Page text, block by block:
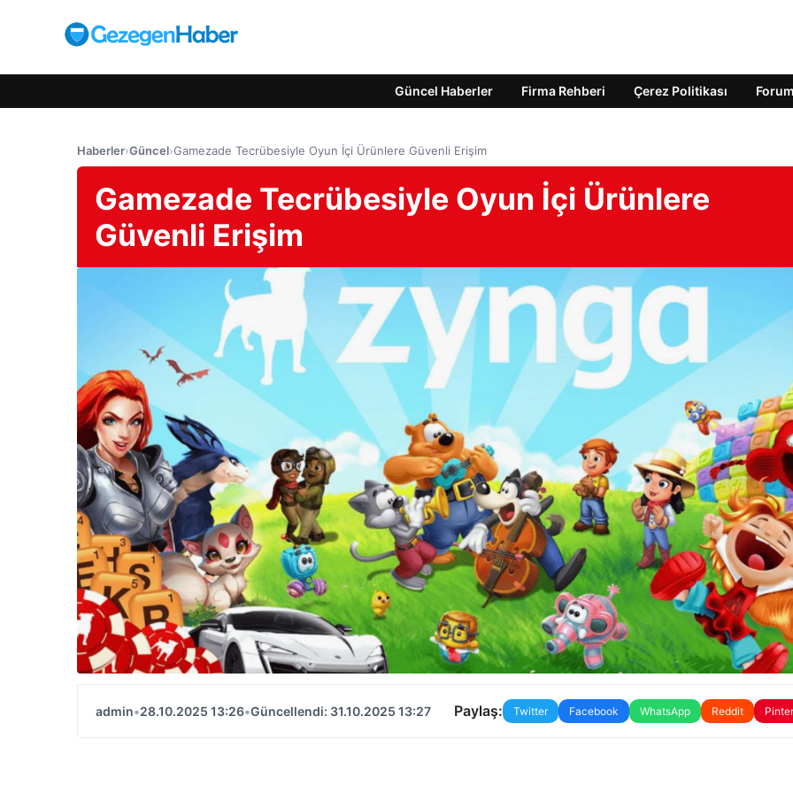
Güncel Haberler Firma Rehberi Çerez Politikası Forum
Haberler›Güncel›Gamezade Tecrübesiyle Oyun İçi Ürünlere Güvenli Erişim
Gamezade Tecrübesiyle Oyun İçi Ürünlere
Güvenli Erişim
admin•28.10.2025 13:26•Güncellendi: 31.10.2025 13:27 Paylaş: Twitter Facebook WhatsApp Reddit